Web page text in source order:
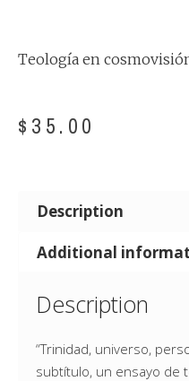
Teología en
$ 35.00
Description
Additional
Description
“Trinidad, universo,
subtítulo, un ensayo de